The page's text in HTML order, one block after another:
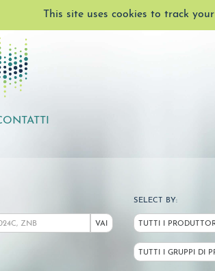
This site uses cookies to track
VAI
SELECT BY:
TUTTI I
TUTTI I GRUPPI DI